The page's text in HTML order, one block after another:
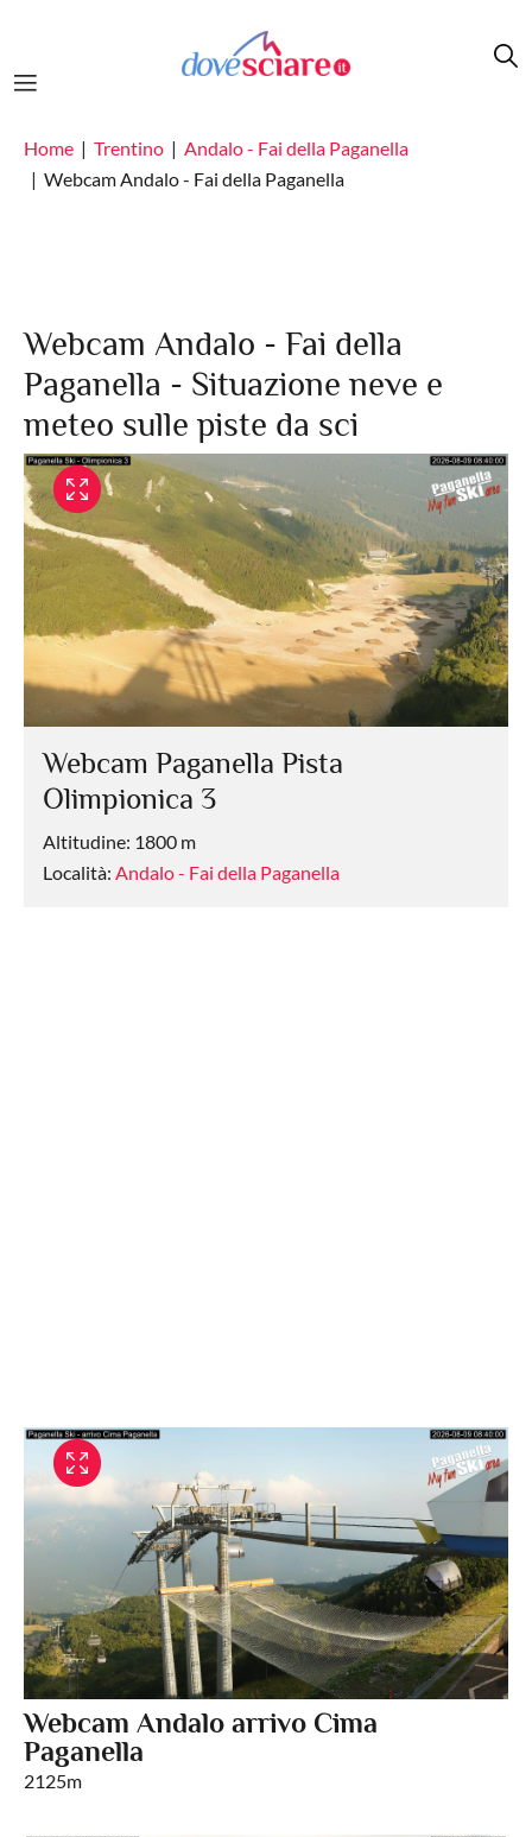
Home Trentino
Andalo - Fai della Paganella
Webcam Andalo - Fai della Paganella
Webcam Andalo - Fai della
Paganella - Situazione neve e
meteo sulle piste da sci
Webcam Paganella Pista
Olimpionica 3
Altitudine: 1800 m
Località: Andalo - Fai della Paganella
Webcam Andalo arrivo Cima
Paganella
2125m